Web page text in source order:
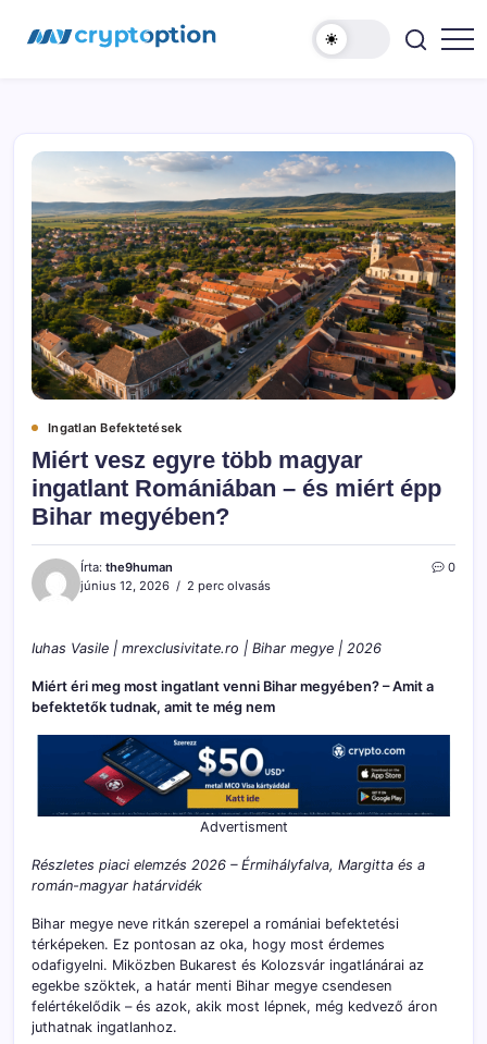
MyCryptOption
Ingatlan Befektetések
Miért vesz egyre több magyar
ingatlant Romániában – és miért épp
Bihar megyében?
Írta: the9human
június 12, 2026
2 perc olvasás
0
Iuhas Vasile | mrexclusivitate.ro | Bihar megye | 2026
Miért éri meg most ingatlant venni Bihar megyében? – Amit a
befektetők tudnak, amit te még nem
Advertisment
Részletes piaci elemzés 2026 – Érmihályfalva, Margitta és a
román-magyar határvidék
Bihar megye neve ritkán szerepel a romániai befektetési
térképeken. Ez pontosan az oka, hogy most érdemes
odafigyelni. Miközben Bukarest és Kolozsvár ingatlánárai az
egekbe szöktek, a határ menti Bihar megye csendesen
felértékelődik – és azok, akik most lépnek, még kedvező áron
juthatnak ingatlanhoz.